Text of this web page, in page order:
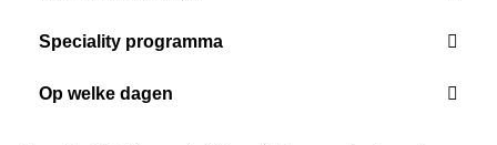
Vanaf 10 jaar
Vanaf 18 jaar
Speciality programma
Op welke dagen